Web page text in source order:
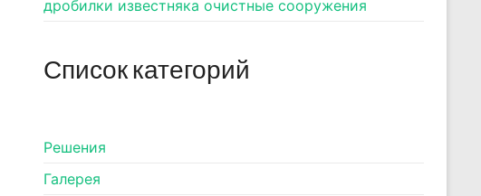
дробилки известняка очистные сооружения
Список категорий
Pешения
Галерея